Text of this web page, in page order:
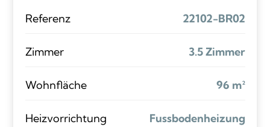
Referenz 22102-BR02
Zimmer 3.5 Zimmer
Wohnfläche 96 m²
Heizvorrichtung Fussbodenheizung